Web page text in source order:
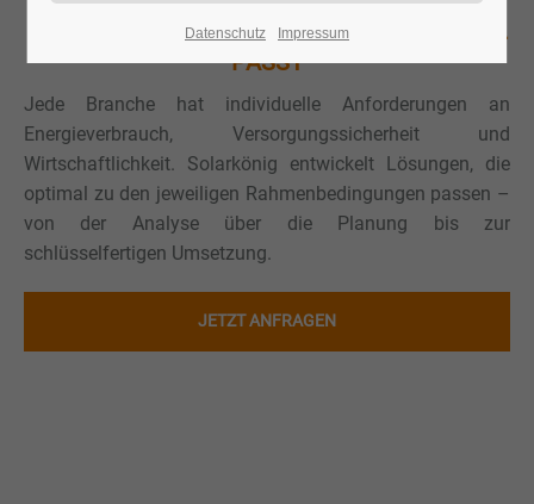
ENERGIE, DIE ZU IHREM GESCHÄFTSMODELL
PASST
Jede Branche hat individuelle Anforderungen an
Energieverbrauch, Versorgungssicherheit und
Wirtschaftlichkeit. Solarkönig entwickelt Lösungen, die
optimal zu den jeweiligen Rahmenbedingungen passen –
von der Analyse über die Planung bis zur
schlüsselfertigen Umsetzung.
JETZT ANFRAGEN
Datenschutz Impressum